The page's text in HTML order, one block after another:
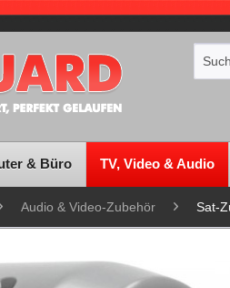
& Büro TV, Video & Audio
Audio & Video-Zubehör Sat-